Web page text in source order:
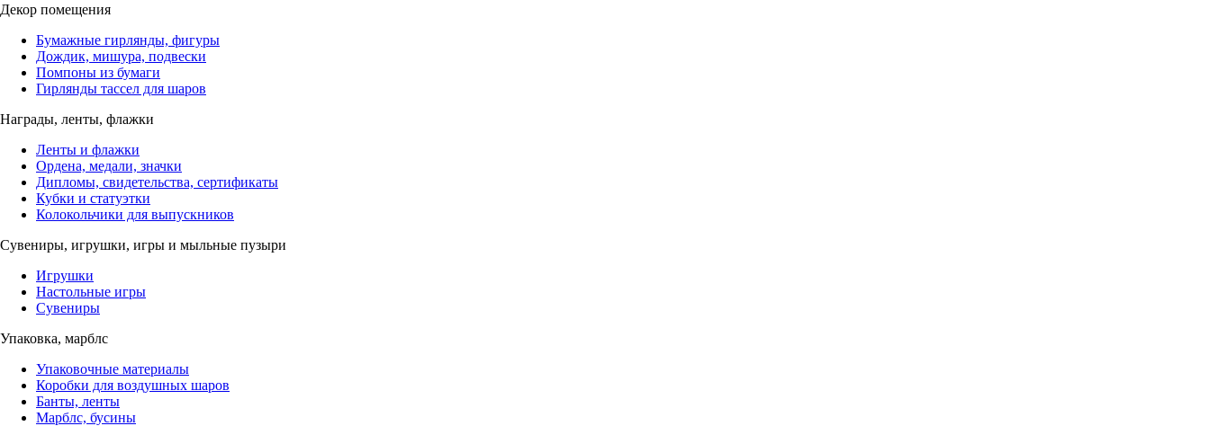
Декор помещения
Бумажные гирлянды, фигуры
Дождик, мишура, подвески
Помпоны из бумаги
Гирлянды тассел для шаров
Награды, ленты, флажки
Ленты и флажки
Ордена, медали, значки
Дипломы, свидетельства, сертификаты
Кубки и статуэтки
Колокольчики для выпускников
Сувениры, игрушки, игры и мыльные пузыри
Игрушки
Настольные игры
Сувениры
Упаковка, марблс
Упаковочные материалы
Коробки для воздушных шаров
Банты, ленты
Марблс, бусины